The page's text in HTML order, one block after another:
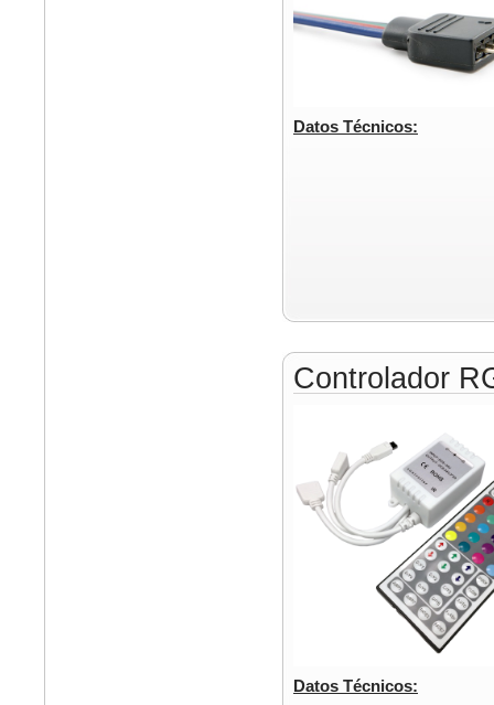
Datos Técnicos:
Controlador
Datos Técnicos: